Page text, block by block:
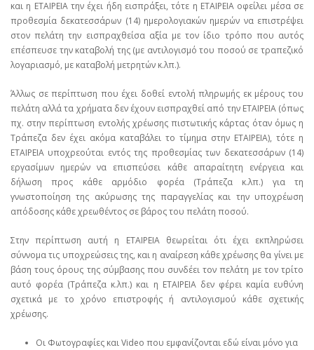
και η ΕΤΑΙΡΕΙΑ την έχει ήδη εισπράξει, τότε η ΕΤΑΙΡΕΙΑ οφείλει μέσα σε
προθεσμία δεκατεσσάρων (14) ημερολογιακών ημερών να επιστρέψει
στον πελάτη την εισπραχθείσα αξία με τον ίδιο τρόπο που αυτός
επέσπευσε την καταβολή της (με αντιλογισμό του ποσού σε τραπεζικό
λογαριασμό, με καταβολή μετρητών κ.λπ.).
Άλλως σε περίπτωση που έχει δοθεί εντολή πληρωμής εκ μέρους του
πελάτη αλλά τα χρήματα δεν έχουν εισπραχθεί από την ΕΤΑΙΡΕΙΑ (όπως
πχ. στην περίπτωση εντολής χρέωσης πιστωτικής κάρτας όταν όμως η
Τράπεζα δεν έχει ακόμα καταβάλει το τίμημα στην ΕΤΑΙΡΕΙΑ), τότε η
ΕΤΑΙΡΕΙΑ υποχρεούται εντός της προθεσμίας των δεκατεσσάρων (14)
εργασίμων ημερών να επισπεύσει κάθε απαραίτητη ενέργεια και
δήλωση προς κάθε αρμόδιο φορέα (Τράπεζα κ.λπ.) για τη
γνωστοποίηση της ακύρωσης της παραγγελίας και την υποχρέωση
απόδοσης κάθε χρεωθέντος σε βάρος του πελάτη ποσού.
Στην περίπτωση αυτή η ΕΤΑΙΡΕΙΑ θεωρείται ότι έχει εκπληρώσει
σύννομα τις υποχρεώσεις της, και η αναίρεση κάθε χρέωσης θα γίνει με
βάση τους όρους της σύμβασης που συνδέει τον πελάτη με τον τρίτο
αυτό φορέα (Τράπεζα κ.λπ.) και η ΕΤΑΙΡΕΙΑ δεν φέρει καμία ευθύνη
σχετικά με το χρόνο επιστροφής ή αντιλογισμού κάθε σχετικής
χρέωσης.
Οι Φωτογραφίες και Video που εμφανίζονται εδώ είναι μόνο για